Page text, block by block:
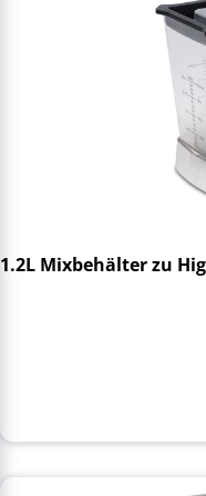
1.2L Mixbehälter zu